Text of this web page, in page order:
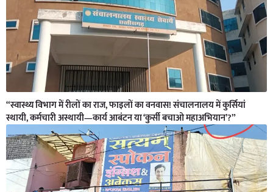
“स्वास्थ्य विभाग में रीलों का राज, फाइलों का वनवास! संचालनालय में कुर्सियां
स्थायी, कर्मचारी अस्थायी—कार्य आबंटन या ‘कुर्सी बचाओ महाअभियान’?”